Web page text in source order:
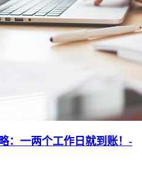
：一两个工作日就到账！-